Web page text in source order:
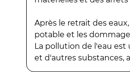
Après le retrait des
potable et les
La pollution de l'eau
et d'autres substances,